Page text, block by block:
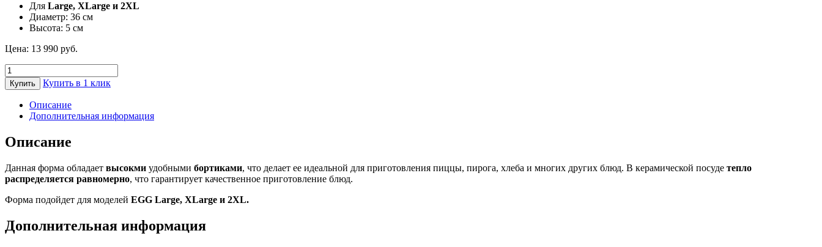
Для Large, XLarge и 2XL
Диаметр: 36 см
Высота: 5 см
Цена: 13 990 руб.
Количество
товара
Форма
выпекания
керамическая
Big
Green
Купить Купить в 1 клик
Описание
Дополнительная информация
Описание
Данная форма обладает высокми удобными бортиками, что делает ее идеальной для приготовления пиццы, пирога, хлеба и многих других блюд. В керамической посуде тепло
распределяется равномерно, что гарантирует качественное приготовление блюд.
Форма подойдет для моделей EGG Large, XLarge и 2XL.
Дополнительная информация